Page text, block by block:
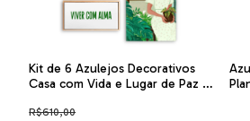
Kit de 6 Azulejos Decorativos
Casa com Vida e Lugar de Paz |
R$610,00